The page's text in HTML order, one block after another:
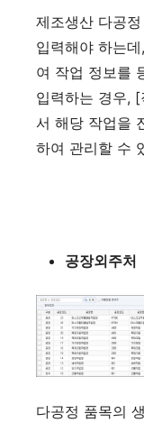
제조생산 다공
입력해야 하는
여 작업 정보를
입력하는 경우,
서 해당 작업을
하여 관리할 수
공장외주처
다공정 품목의